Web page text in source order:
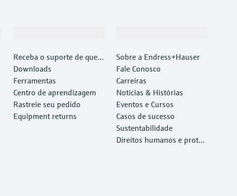
Receba o suporte de que v
ocê precisa, rapidamente!
Downloads
Ferramentas
Centro de aprendizagem
Rastreie seu pedido
Equipment returns
Sobre a Endress+Hauser
Fale Conosco
Carreiras
Notícias & Histórias
Eventos e Cursos
Casos de sucesso
Sustentabilidade
Direitos humanos e proteç